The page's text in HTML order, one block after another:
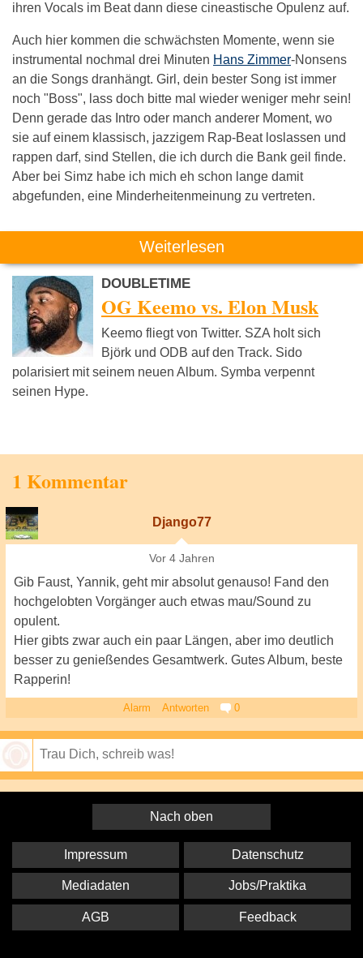
ihren Vocals im Beat dann diese cineastische Opulenz auf.
Auch hier kommen die schwächsten Momente, wenn sie
instrumental nochmal drei Minuten Hans Zimmer-Nonsens
an die Songs dranhängt. Girl, dein bester Song ist immer
noch "Boss", lass doch bitte mal wieder weniger mehr sein!
Denn gerade das Intro oder manch anderer Moment, wo
sie auf einem klassisch, jazzigem Rap-Beat loslassen und
rappen darf, sind Stellen, die ich durch die Bank geil finde.
Aber bei Simz habe ich mich eh schon lange damit
abgefunden, eine Minderheitenmeinung zu vertreten.
Weiterlesen
DOUBLETIME
OG Keemo vs. Elon Musk
Keemo fliegt von Twitter. SZA holt sich
Björk und ODB auf den Track. Sido
polarisiert mit seinem neuen Album. Symba verpennt
seinen Hype.
1 Kommentar
Django77
Vor 4 Jahren
Gib Faust, Yannik, geht mir absolut genauso! Fand den
hochgelobten Vorgänger auch etwas mau/Sound zu
opulent.
Hier gibts zwar auch ein paar Längen, aber imo deutlich
besser zu genießendes Gesamtwerk. Gutes Album, beste
Rapperin!
Alarm Antworten 0
Nach oben
Impressum Datenschutz
Mediadaten Jobs/Praktika
AGB Feedback